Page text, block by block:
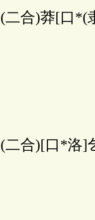
)莽[口*(
)[口*洛]